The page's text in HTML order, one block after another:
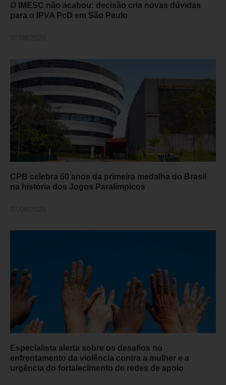
O IMESC não acabou: decisão cria novas dúvidas
para o IPVA PcD em São Paulo
CPB celebra 50 anos da primeira medalha do Brasil
na história dos Jogos Paralímpicos
Especialista alerta sobre os desafios no
enfrentamento da violência contra a mulher e a
urgência do fortalecimento de redes de apoio